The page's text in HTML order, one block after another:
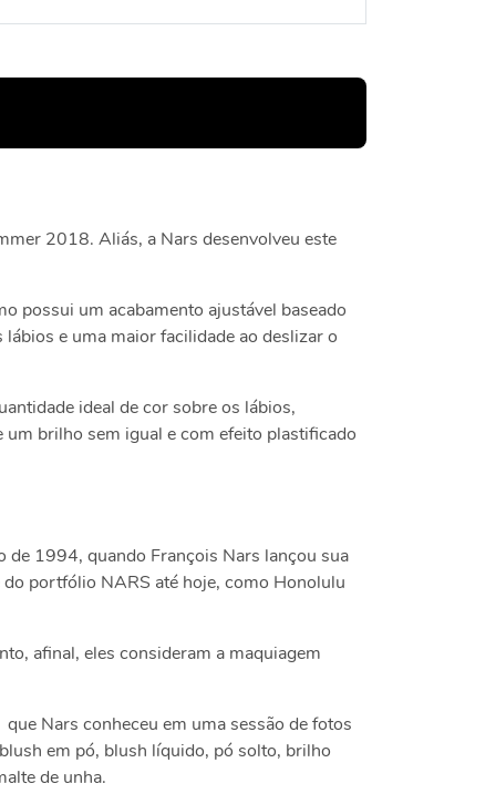
2018. Aliás, a Nars desenvolveu este
possui um acabamento ajustável baseado
e uma maior facilidade ao deslizar o
ideal de cor sobre os lábios,
brilho sem igual e com efeito plastificado
de 1994, quando François Nars lançou sua
portfólio NARS até hoje, como Honolulu
afinal, eles consideram a maquiagem
Nars conheceu em uma sessão de fotos
em pó, blush líquido, pó solto, brilho
de unha.